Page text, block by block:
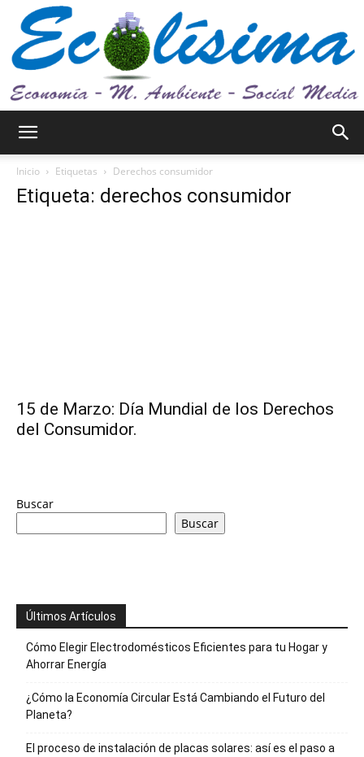
Inicio Etiquetas Derechos consumidor
Etiqueta: derechos consumidor
15 de Marzo: Día Mundial de los Derechos
del Consumidor.
Buscar
Buscar
Últimos Artículos
Cómo Elegir Electrodomésticos Eficientes para tu Hogar y
Ahorrar Energía
¿Cómo la Economía Circular Está Cambiando el Futuro del
Planeta?
El proceso de instalación de placas solares: así es el paso a